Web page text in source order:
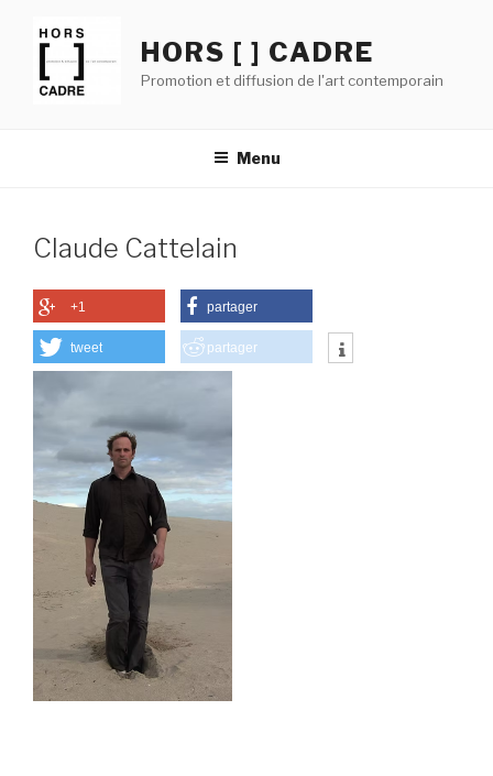
contenu
principal
HORS [ ] CADRE
Promotion et diffusion de l'art contemporain
Menu
Claude Cattelain
+1 partager
tweet partager